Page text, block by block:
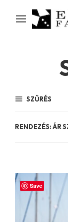
SZŰRÉS
Save